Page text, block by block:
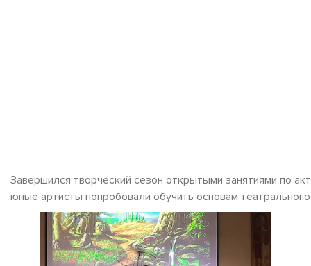
Завершился творческий сезон открытыми занятиями по
юные артисты попробовали обучить основам